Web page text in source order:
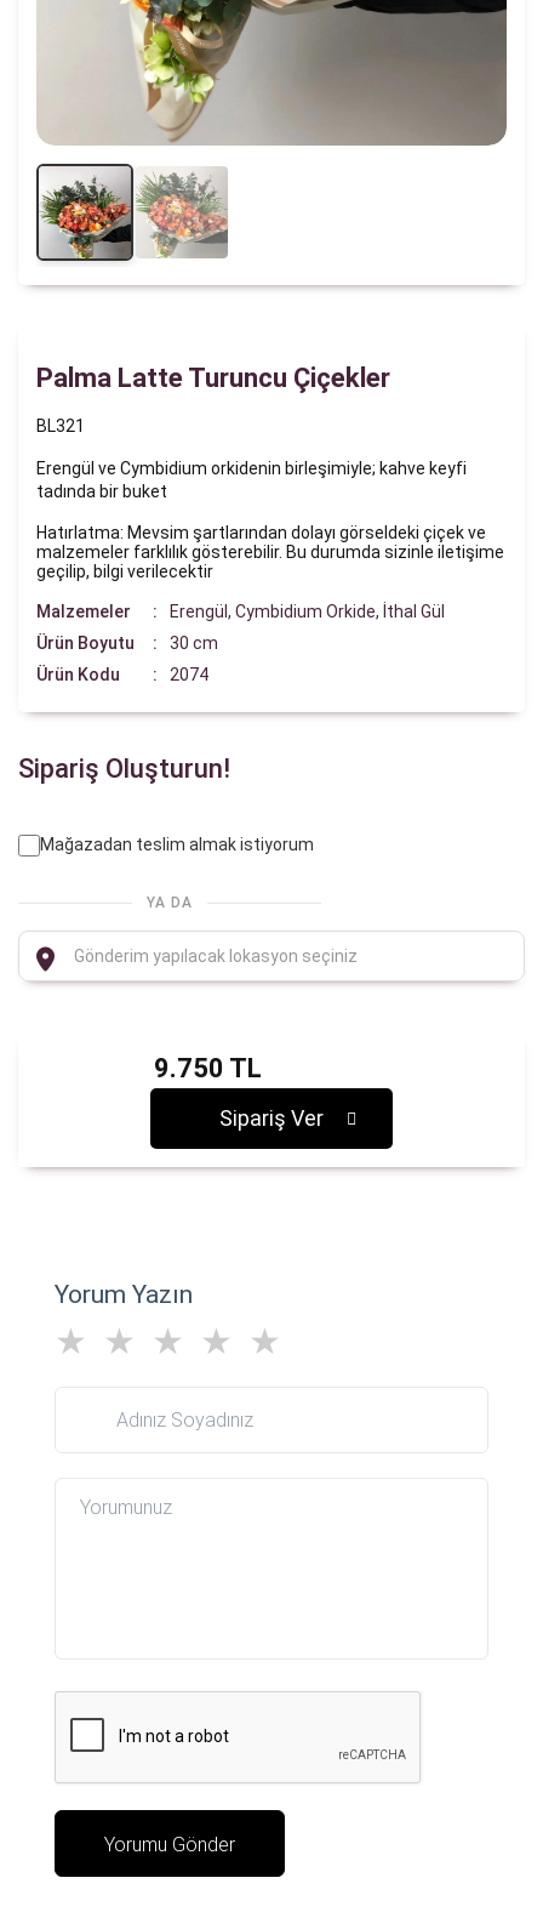
Palma Latte Turuncu Çiçekler
BL321
Erengül ve Cymbidium orkidenin birleşimiyle; kahve keyfi
tadında bir buket
Hatırlatma: Mevsim şartlarından dolayı görseldeki çiçek ve
malzemeler farklılık gösterebilir. Bu durumda sizinle iletişime
geçilip, bilgi verilecektir
Malzemeler
Erengül, Cymbidium Orkide, İthal Gül
Ürün Boyutu
30 cm
Ürün Kodu
2074
Sipariş Oluşturun!
Mağazadan teslim almak istiyorum
YA DA
9.750 TL
Sipariş Ver
Yorum Yazın